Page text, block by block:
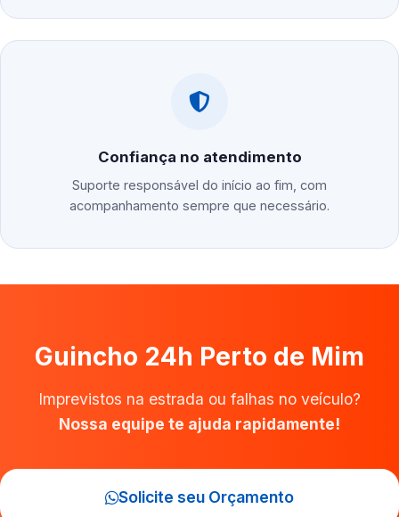
Confiança no atendimento
Suporte responsável do início ao fim, com
acompanhamento sempre que necessário.
Guincho 24h Perto de Mim
Imprevistos na estrada ou falhas no veículo?
Nossa equipe te ajuda rapidamente!
Solicite seu Orçamento